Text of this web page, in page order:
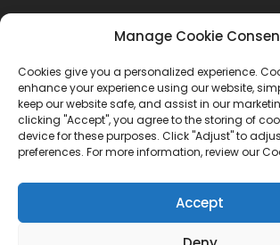
Courriel : bright@esungroup.net
Adresse : 15A, Immeuble
55, 9e rue Gaoxinnan, Quartier
technologies, Rue Yuehai, District
Shenzhen, Chine
Manage Cookie
Cookies give you a personalized experience.
enhance your experience using our website,
keep our website safe, and assist in our
clicking "Accept", you agree to the storing of
device for these purposes. Click "Adjust" to
preferences. For more information, review our
Accept